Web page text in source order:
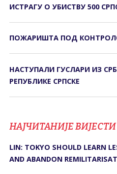
ИСТРАГУ О УБИСТВУ 500
ПОЖАРИШТА ПОД
НАСТУПАЛИ ГУСЛАРИ ИЗ
РЕПУБЛИКЕ СРПСКЕ
НАЈЧИТАНИЈЕ ВИЈЕСТИ
LIN: TOKYO SHOULD LEARN
AND ABANDON